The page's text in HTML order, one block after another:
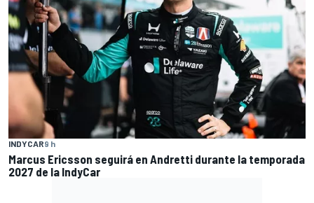
INDYCAR9 h
Marcus Ericsson seguirá en Andretti durante la temporada
2027 de la IndyCar